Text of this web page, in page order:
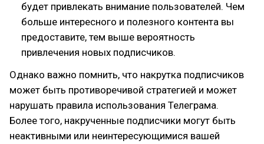
будет привлекать внимание пользователей. Чем
больше интересного и полезного контента вы
предоставите, тем выше вероятность
привлечения новых подписчиков.
Однако важно помнить, что накрутка подписчиков
может быть противоречивой стратегией и может
нарушать правила использования Телеграма.
Более того, накрученные подписчики могут быть
неактивными или неинтересующимися вашей